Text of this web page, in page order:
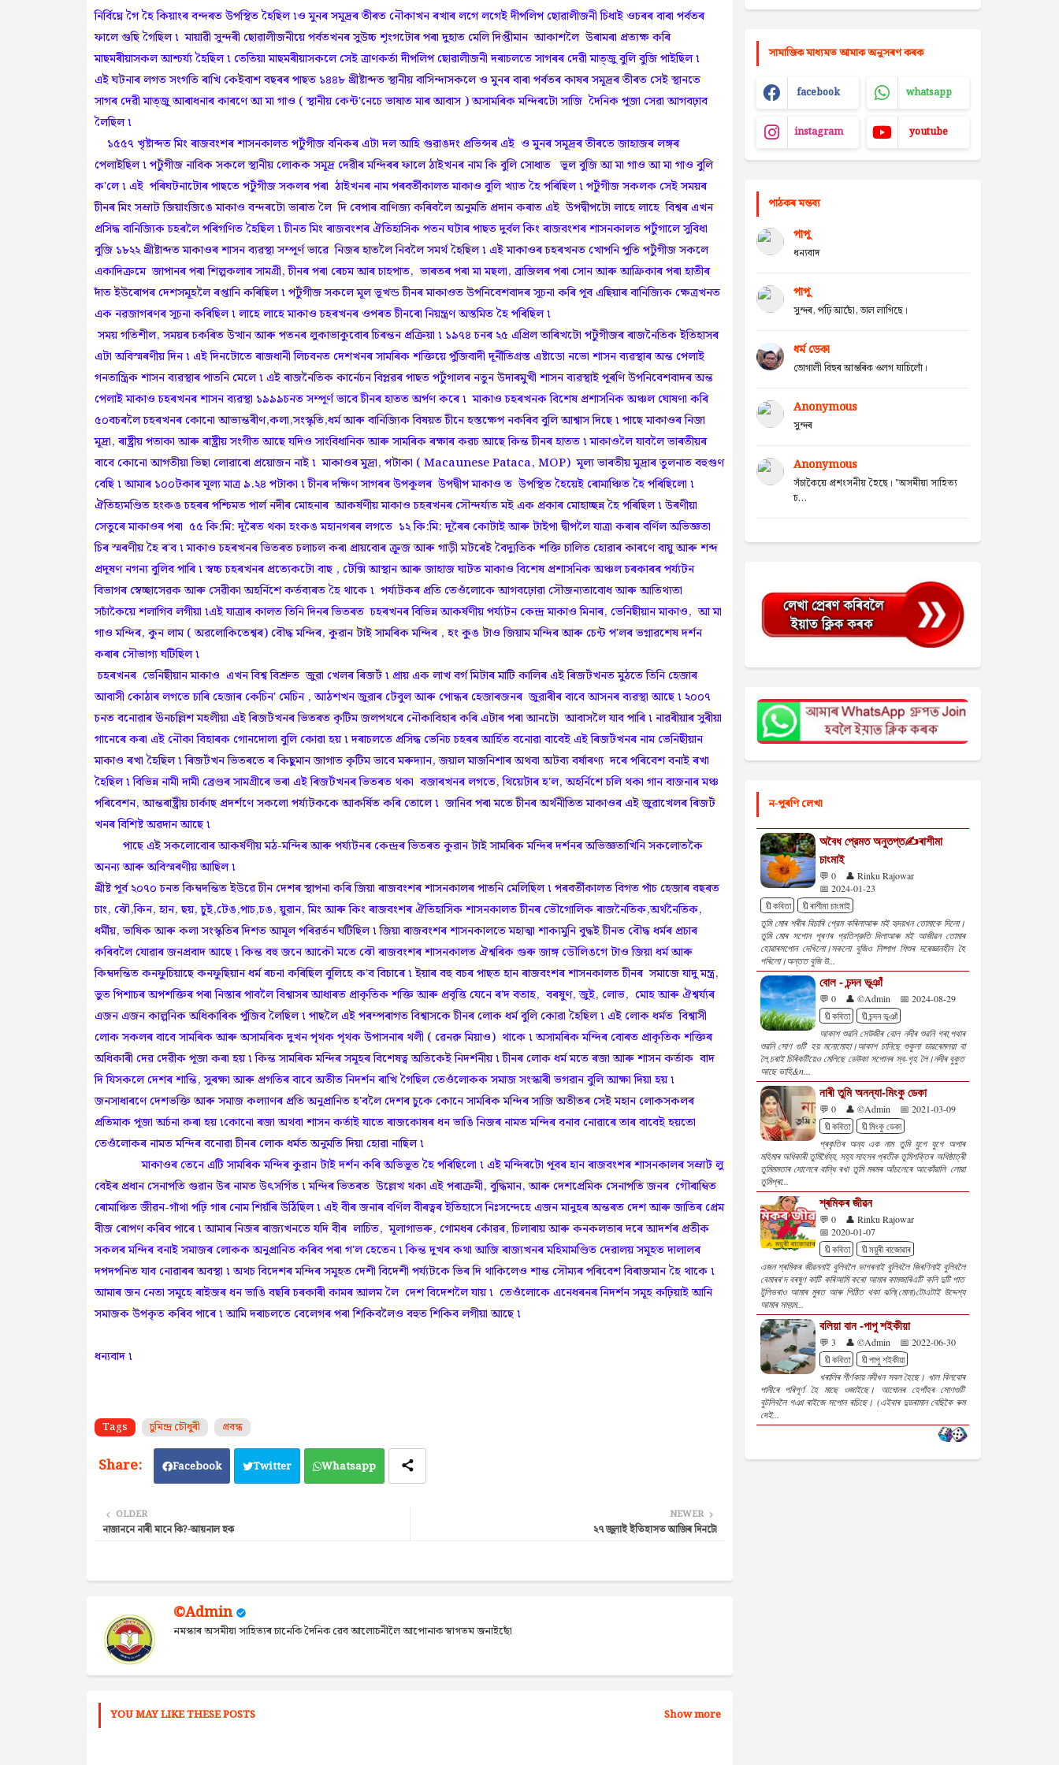
নিৰ্বিঘ্নে গৈ হৈ কিয়াংৰ বন্দৰত উপস্থিত হৈছিল ৷ও মুনৰ সমূদ্ৰৰ তীৰত নৌকাখন ৰখাৰ লগে লগেই দীপলিপ ছোৱালীজনী চিধাই ওচৰৰ বাৰা পৰ্বতৰ
ফালে গুছি গৈছিল ৷ মায়াৱী সুন্দৰী ছোৱালীজনীয়ে পৰ্বতখনৰ সুউচ্চ শৃংগটোৰ পৰা দুহাত মেলি দিপ্তীমান আকাশলৈ উৰামৰা প্ৰত্যক্ষ কৰি
মাছমৰীয়াসকল আশ্চৰ্য্য হৈছিল ৷ তেতিয়া মাছমৰীয়াসকলে সেই ত্ৰাণকৰ্তা দীপলিপ ছোৱালীজনী দৰাচলতে সাগৰৰ দেৱী মাত্জু বুলি বুজি পাইছিল ৷
এই ঘটনাৰ লগত সংগতি ৰাখি কেইবাশ বছৰৰ পাছত ১৪৪৮ খ্ৰীষ্টাব্দত স্থানীয় বাসিন্দাসকলে ও মুনৰ বাৰা পৰ্বতৰ কাষৰ সমূদ্ৰৰ তীৰত সেই স্থানতে
সাগৰ দেৱী মাত্জু আৰাধনাৰ কাৰণে আ মা গাও ( স্থানীয় কেন্ট'নেচে ভাষাত মাৰ আবাস ) অসামৰিক মন্দিৰটো সাজি দৈনিক পূজা সেৱা আগবঢ়াব
লৈছিল ৷
১৫৫৭ খৃষ্টাব্দত মিং ৰাজবংশৰ শাসনকালত পৰ্টুগীজ বনিকৰ এটা দল আহি গুৱাঙদং প্ৰভিন্সৰ এই ও মুনৰ সমূদ্ৰৰ তীৰতে জাহাজৰ লঙ্গৰ
পেলাইছিল ৷ পৰ্টুগীজ নাবিক সকলে স্থানীয় লোকক সমূদ্ৰ দেৱীৰ মন্দিৰৰ ফালে ঠাইখনৰ নাম কি বুলি সোধাত ভূল বুজি আ মা গাও আ মা গাও বুলি
ক'লে ৷ এই পৰিঘটনাটোৰ পাছতে পৰ্টুগীজ সকলৰ পৰা ঠাইখনৰ নাম পৰবৰ্তীকালত মাকাও বুলি খ্যাত হৈ পৰিছিল ৷ পৰ্টুগীজ সকলক সেই সময়ৰ
চীনৰ মিং সম্ৰাট জিয়াংজিঙে মাকাও বন্দৰটো ভাৰাত লৈ দি বেপাৰ বাণিজ্য কৰিবলৈ অনুমতি প্ৰদান কৰাত এই উপদ্বীপটো লাহে লাহে বিশ্বৰ এখন
প্ৰসিদ্ধ বানিজ্যিক চহৰলৈ পৰিগণিত হৈছিল ৷ চীনত মিং ৰাজবংশৰ ঐতিহাসিক পতন ঘটাৰ পাছত দুৰ্বল কিং ৰাজবংশৰ শাসনকালত পৰ্টুগালে সুবিধা
বুজি ১৮২২ খ্ৰীষ্টাব্দত মাকাওৰ শাসন ব্যৱস্থা সম্পূৰ্ণ ভাৱে নিজৰ হাতলৈ নিবলৈ সমৰ্থ হৈছিল ৷ এই মাকাওৰ চহৰখনত খোপনি পুতি পৰ্টুগীজ সকলে
একাদিক্রমে জাপানৰ পৰা শিল্পকলাৰ সামগ্ৰী, চীনৰ পৰা ৰেচম আৰ চাহপাত, ভাৰতৰ পৰা মা মছলা, ব্ৰাজিলৰ পৰা সোন আৰু আফ্ৰিকাৰ পৰা হাতীৰ
দাঁত ইউৰোপৰ দেশসমূহলৈ ৰপ্তানি কৰিছিল ৷ পৰ্টুগীজ সকলে মূল ভূখন্ড চীনৰ মাকাওত উপনিবেশবাদৰ সূচনা কৰি পূব এছিয়াৰ বানিজ্যিক ক্ষেত্ৰখনত
এক নৱজাগৰণৰ সূচনা কৰিছিল ৷ লাহে লাহে মাকাও চহৰখনৰ ওপৰত চীনৰো নিয়ন্ত্ৰণ অস্তমিত হৈ পৰিছিল ৷
সময় গতিশীল, সময়ৰ চকৰিত উত্থান আৰু পতনৰ লুকাভাকুবোৰ চিৰন্তন প্ৰক্ৰিয়া ৷ ১৯৭৪ চনৰ ২৫ এপ্ৰিল তাৰিখটো পৰ্টুগীজৰ ৰাজনৈতিক ইতিহাসৰ
এটা অবিস্মৰণীয় দিন ৷ এই দিনটোতে ৰাজধানী লিচবনত দেশখনৰ সামৰিক শক্তিয়ে পুঁজিবাদী দূৰ্নীতিগ্ৰস্ত এষ্টাডো নভো শাসন ব্যৱস্থাৰ অন্ত পেলাই
গনতান্ত্ৰিক শাসন ব্যৱস্থাৰ পাতনি মেলে ৷ এই ৰাজনৈতিক কাৰ্নেচন বিপ্লৱৰ পাছত পৰ্টুগালৰ নতুন উদাৰমুখী শাসন ব্যৱস্থাই পূৰণি উপনিবেশবাদৰ অন্ত
পেলাই মাকাও চহৰখনৰ শাসন ব্যৱস্থা ১৯৯৯চনত সম্পূৰ্ণ ভাবে চীনৰ হাতত অৰ্পণ কৰে ৷ মাকাও চহৰখনক বিশেষ প্ৰশাসনিক অঞ্চল ঘোষণা কৰি
৫০বচৰলৈ চহৰখনৰ কোনো আভ্যন্তৰীণ,কলা,সংস্কৃতি,ধৰ্ম আৰু বানিজ্যিক বিষয়ত চীনে হস্তক্ষেপ নকৰিব বুলি আশ্বাস দিছে ৷ পাছে মাকাওৰ নিজা
মূদ্ৰা, ৰাষ্ট্ৰীয় পতাকা আৰু ৰাষ্ট্ৰীয় সংগীত আছে যদিও সাংবিধানিক আৰু সামৰিক ৰক্ষাৰ কৱচ আছে কিন্ত চীনৰ হাতত ৷ মাকাওলৈ যাবলৈ ভাৰতীয়ৰ
বাবে কোনো আগতীয়া ভিছা লোৱাৰো প্ৰয়োজন নাই ৷ মাকাওৰ মুদ্ৰা, পটাকা ( Macaunese Pataca, MOP) মূল্য ভাৰতীয় মুদ্ৰাৰ তুলনাত বহুগুণ
বেছি ৷ আমাৰ ১০০টকাৰ মূল্য মাত্র ৯.২৪ পটাকা ৷ চীনৰ দক্ষিণ সাগৰৰ উপকূলৰ উপদ্বীপ মাকাও ত উপস্থিত হৈয়েই ৰোমাঞ্চিত হৈ পৰিছিলো ৷
ঐতিহ্যমণ্ডিত হংকঙ চহৰৰ পশ্চিমত পাৰ্ল নদীৰ মোহনাৰ আকৰ্ষণীয় মাকাও চহৰখনৰ সৌন্দৰ্য্যত মই এক প্ৰকাৰ মোহাচ্ছন্ন হৈ পৰিছিল ৷ উৰণীয়া
সেতুৰে মাকাওৰ পৰা ৫৫ কি:মি: দূৰৈত থকা হংকঙ মহানগৰৰ লগতে ১২ কি:মি: দূৰৈৰ কোটাই আৰু টাইপা দ্বীপলৈ যাত্রা কৰাৰ বৰ্ণিল অভিজ্ঞতা
চিৰ স্মৰণীয় হৈ ৰ'ব ৷ মাকাও চহৰখনৰ ভিতৰত চলাচল কৰা প্ৰায়বোৰ ক্রূজ আৰু গাড়ী মটৰেই বৈদ্যুতিক শক্তি চালিত হোৱাৰ কাৰণে বায়ু আৰু শব্দ
প্ৰদূষণ নগন্য বুলিব পাৰি ৷ স্বচ্চ চহৰখনৰ প্ৰত্যেকটো বাছ , টেক্সি আস্থান আৰু জাহাজ ঘাটত মাকাও বিশেষ প্ৰশাসনিক অঞ্চল চৰকাৰৰ পৰ্য্যটন
বিভাগৰ স্বেচ্ছাসেৱক আৰু সেৱীকা অহৰ্নিশে কৰ্তব্যৰত হৈ থাকে ৷ পৰ্য্যটকৰ প্ৰতি তেওঁলোকে আগবঢ়োৱা সৌজন্যতাবোধ আৰু আতিথ্যতা
সচাঁকৈয়ে শলাগিব লগীয়া ৷এই যাত্রাৰ কালত তিনি দিনৰ ভিতৰত চহৰখনৰ বিভিন্ন আকৰ্ষণীয় পৰ্য্যটন কেন্দ্ৰ মাকাও মিনাৰ, ভেনিছীয়ান মাকাও, আ মা
গাও মন্দিৰ, কুন লাম ( অৱলোকিতেশ্বৰ) বৌদ্ধ মন্দিৰ, কুৱান টাই সামৰিক মন্দিৰ , হং কুঙ টাও জিয়াম মন্দিৰ আৰু চেন্ট প'লৰ ভগ্নাৱশেষ দৰ্শন
কৰাৰ সৌভাগ্য ঘটিছিল ৷
চহৰখনৰ ভেনিছীয়ান মাকাও এখন বিশ্ব বিশ্ৰুত জুৱা খেলৰ ৰিজৰ্ট ৷ প্ৰায় এক লাখ বৰ্গ মিটাৰ মাটি কালিৰ এই ৰিজৰ্টখনত মুঠতে তিনি হেজাৰ
আবাসী কোঠাৰ লগতে চাৰি হেজাৰ কেচিন' মেচিন , আঠশখন জুৱাৰ টেবুল আৰু পোন্ধৰ হেজাৰজনৰ জুৱাৰীৰ বাবে আসনৰ ব্যৱস্থা আছে ৷ ২০০৭
চনত বনোৱাৰ ঊনচল্লিশ মহলীয়া এই ৰিজৰ্টখনৰ ভিতৰত কৃটিম জলপথৰে নৌকাবিহাৰ কৰি এটাৰ পৰা আনটো আবাসলৈ যাব পাৰি ৷ নাৱৰীয়াৰ সুৰীয়া
গানেৰে কৰা এই নৌকা বিহাৰক গোনদোলা বুলি কোৱা হয় ৷ দৰাচলতে প্ৰসিদ্ধ ভেনিচ চহৰৰ আৰ্হিত বনোৱা বাবেই এই ৰিজৰ্টখনৰ নাম ভেনিছীয়ান
মাকাও ৰখা হৈছিল ৷ ৰিজৰ্টখন ভিতৰতে ৰ কিছুমান জাগাত কৃটিম ভাবে মৰুদ্যান, জয়াল মাজনিশাৰ অথবা অটব্য বৰ্ষাৰণ্য দৰে পৰিবেশ বনাই ৰখা
হৈছিল ৷ বিভিন্ন নামী দামী ব্ৰেণ্ডৰ সামগ্ৰীৰে ভৰা এই ৰিজৰ্টখনৰ ভিতৰত থকা বজাৰখনৰ লগতে, থিয়েটাৰ হ'ল, অহৰ্নিশে চলি থকা গান বাজনাৰ মঞ্চ
পৰিবেশন, আন্তৰাষ্ট্ৰীয় চাৰ্কাছ প্ৰদৰ্শণে সকলো পৰ্য্যটককে আকৰ্ষিত কৰি তোলে ৷ জানিব পৰা মতে চীনৰ অৰ্থনীতিত মাকাওৰ এই জুৱাখেলৰ ৰিজৰ্ট
খনৰ বিশিষ্ট অৱদান আছে ৷
পাছে এই সকলোবোৰ আকৰ্ষণীয় মঠ-মন্দিৰ আৰু পৰ্য্যটনৰ কেন্দ্ৰৰ ভিতৰত কুৱান টাই সামৰিক মন্দিৰ দৰ্শনৰ অভিজ্ঞতাখিনি সকলোতকৈ
অনন্য আৰু অবিস্মৰণীয় আছিল ৷
খ্ৰীষ্ট পূৰ্ব ২০৭০ চনত কিম্বদন্তিত ইউৱে চীন দেশৰ স্থাপনা কৰি জিয়া ৰাজবংশৰ শাসনকালৰ পাতনি মেলিছিল ৷ পৰবৰ্তীকালত বিগত পাঁচ হেজাৰ বছৰত
চাং, ঝৌ,কিন, হান, ছয়, চুই,টেঙ,পাচ,চঙ, য়ুৱান, মিং আৰু কিং ৰাজবংশৰ ঐতিহাসিক শাসনকালত চীনৰ ভৌগোলিক ৰাজনৈতিক,অৰ্থনৈতিক,
ধৰ্মীয়, ভাষিক আৰু কলা সংস্কৃতিৰ দিশত আমূল পৰিৱৰ্তন ঘটিছিল ৷ জিয়া ৰাজবংশৰ শাসনকালতে মহাত্মা শাক্যমুনি বুদ্ধই চীনত বৌদ্ধ ধৰ্মৰ প্ৰচাৰ
কৰিবলৈ যোৱাৰ জনপ্ৰবাদ আছে ৷ কিন্ত বহু জনে আকৌ মতে ঝৌ ৰাজবংশৰ শাসনকালত ঐশ্বৰিক গুৰু জাঙ্গ ডৌলিঙগে টাও জিয়া ধৰ্ম আৰু
কিম্বদন্তিত কনফুচিয়াছে কনফুছিয়ান ধৰ্ম ৰচনা কৰিছিল বুলিহে ক'ব বিচাৰে ৷ ইয়াৰ বহু বচৰ পাছত হান ৰাজবংশৰ শাসনকালত চীনৰ সমাজে যাদু মন্ত্ৰ,
ভুত পিশাচৰ অপশক্তিৰ পৰা নিস্তাৰ পাবলৈ বিশ্বাসৰ আধাৰত প্ৰাকৃতিক শক্তি আৰু প্ৰবৃত্তি যেনে ৰ'দ বতাহ, বৰষুণ, জুই, লোভ, মোহ আৰু ঐশ্বৰ্য্যৰ
এজন এজন কাল্পনিক অধিকাৰিক পুঁজিব লৈছিল ৷ পাছলৈ এই পৰম্পৰাগত বিশ্বাসকে চীনৰ লোক ধৰ্ম বুলি কোৱা হৈছিল ৷ এই লোক ধৰ্মত বিশ্বাসী
লোক সকলৰ বাবে সামৰিক আৰু অসামৰিক দুখন পৃথক পৃথক উপাসনাৰ থলী ( ৱেনৱু মিয়াও) থাকে ৷ অসামৰিক মন্দিৰ বোৰত প্ৰাকৃতিক শক্তিৰ
অধিকাৰী দেৱ দেৱীক পূজা কৰা হয় ৷ কিন্ত সামৰিক মন্দিৰ সমূহৰ বিশেষত্ব অতিকেই নিদৰ্শনীয় ৷ চীনৰ লোক ধৰ্ম মতে ৰজা আৰু শাসন কৰ্তাক বাদ
দি যিসকলে দেশৰ শান্তি, সুৰক্ষা আৰু প্ৰগতিৰ বাবে অতীত নিদৰ্শন ৰাখি গৈছিল তেওঁলোকক সমাজ সংস্কাৰী ভগৱান বুলি আক্ষা দিয়া হয় ৷
জনসাধাৰণে দেশভক্তি আৰু সমাজ কল্যাণৰ প্ৰতি অনুপ্ৰানিত হ'বলৈ দেশৰ চুকে কোনে সামৰিক মন্দিৰ সাজি অতীতৰ সেই মহান লোকসকলৰ
প্ৰতিমাক পূজা অৰ্চনা কৰা হয় ৷কোনো ৰজা অথবা শাসন কৰ্তাই যাতে ৰাজকোষৰ ধন ভাঙি নিজৰ নামত মন্দিৰ বনাব নোৱাৰে তাৰ বাবেই হয়তো
তেওঁলোকৰ নামত মন্দিৰ বনোৱা চীনৰ লোক ধৰ্মত অনুমতি দিয়া হোৱা নাছিল ৷
মাকাওৰ তেনে এটি সামৰিক মন্দিৰ কুৱান টাই দৰ্শন কৰি অভিভূত হৈ পৰিছিলো ৷ এই মন্দিৰটো পূবৰ হান ৰাজবংশৰ শাসনকালৰ সম্ৰাট লু
বেইৰ প্ৰধান সেনাপতি গুৱান উৰ নামত উৎসৰ্গিত ৷ মন্দিৰ ভিতৰত উল্লেখ থকা এই পৰাক্রমী, বুদ্ধিমান, আৰু দেশপ্ৰেমিক সেনাপতি জনৰ গৌৰাম্বিত
ৰোমাঞ্চিত জীৱন-গাঁথা পঢ়ি গাৰ নোম শিয়ঁৰি উঠিছিল ৷ এই বীৰ জনাৰ বৰ্ণিল বীৰত্বৰ ইতিহাসে নিঃসন্দেহে এজন মানুহৰ অন্তৰত দেশ আৰু জাতিৰ প্ৰেম
বীজ ৰোপণ কৰিব পাৰে ৷ আমাৰ নিজৰ ৰাজ্যখনতে যদি বীৰ লাচিত, মূলাগাভৰু, গোমধৰ কোঁৱৰ, চিলাৰায় আৰু কনকলতাৰ দৰে আদৰ্শৰ প্ৰতীক
সকলৰ মন্দিৰ বনাই সমাজৰ লোকক অনুপ্ৰানিত কৰিব পৰা গ'ল হেতেন ৷ কিন্ত দুখৰ কথা আজি ৰাজ্যখনৰ মহিমামণ্ডিত দেৱালয় সমূহত দালালৰ
দপদপনিত যাব নোৱাৰৰ অবস্থা ৷ অথচ বিদেশৰ মন্দিৰ সমূহত দেশী বিদেশী পৰ্য্যটকে ভিৰ দি থাকিলেও শান্ত সৌম্যৰ পৰিবেশ বিৰাজমান হৈ থাকে ৷
আমাৰ জন নেতা সমূহে ৰাইজৰ ধন ভাঙি বছৰি চৰকাৰী কামৰ আলম লৈ দেশ বিদেশলৈ যায় ৷ তেওঁলোকে এনেধৰনৰ নিদৰ্শন সমূহ কঢ়িয়াই আনি
সমাজক উপকৃত কৰিব পাৰে ৷ আমি দৰাচলতে বেলেগৰ পৰা শিকিবলৈও বহুত শিকিব লগীয়া আছে ৷
ধন্যবাদ ৷
Tags চুমিন্দ্ৰ চৌধুৰী প্ৰবন্ধ
Facebook Twitter Whatsapp
NEWER
২৭ জুলাই ইতিহাসত আজিৰ দিনটো
OLDER
নাজাননে নাৰী মানে কি?-আয়নাল হক
©Admin
নমস্কাৰ অসমীয়া সাহিত্যৰ চানেকি দৈনিক ৱেব আলোচনীলৈ আপোনাক স্বাগতম জনাইছোঁ
YOU MAY LIKE THESE POSTS Show more
সামাজিক মাধ্যমত আমাক অনুসৰণ কৰক
facebook whatsapp
instagram youtube
পাঠকৰ মন্তব্য
পাপু
ধন্যবাদ
পাপু
সুন্দৰ, পঢ়ি আছোঁ, ভাল লাগিছে।
ধৰ্ম ডেকা
ভোগালী বিহুৰ আন্তৰিক ওলগ যাচিলোঁ।
Anonymous
সুন্দৰ
Anonymous
সঁচাকৈয়ে প্ৰশংসনীয় হৈছে। "অসমীয়া সাহিত্য
চ...
ন-পুৰণি লেখা
অবৈধ প্রেমত অনুতপ্ত✍️ৰাশীমা
চাংমাই
💬 0
👤 Rinku Rajowar
📅 2024-01-23
🔖কবিতা
🔖ৰাশীমা চাংমাই
তুমি মোৰ শৰীৰ বিচাৰি প্রেম কৰিলাআৰু মই হৃদয়খন তোমাকে দিলো।
তুমি মোৰ সপোন পূৰণৰ প্রতিশ্রুতি দিলাআৰু মই আজীৱন তোমাৰ
হোৱাৰসপোন দেখিলো।সকলো বুজিও নিষ্পাপ শিশুৰ দৰেজ্ঞানহীন হৈ
পৰিলো।অন্তত বুজি উ...
বোল - চন্দন ভূঞাঁ
💬 0 👤 ©Admin
📅 2024-08-29
🔖কবিতা
🔖চন্দন ভূঞাঁ
আকাশ শুৱনি সেউজীৰ বোল নদীৰ শুৱনি গৰা,পথাৰ
শুৱনি সোণ গুটি হয় মনোমোহা।আকাশ চানিছে শুকুলা ডাৱৰেমলয়া বা
লৈ,চৰাই চিৰিকটিয়েও মেলিছে ডেউকা সপোনৰ স্ব-গৃহ লৈ।নদীৰ বুকুত
আছে ভাহি&n...
নাৰী তুমি অনন্যা-মিংকু ডেকা
💬 0 👤 ©Admin
📅 2021-03-09
🔖কবিতা
🔖মিংকু ডেকা
প্ৰকৃতিৰ অন্য এক নাম তুমি যুগে যুগে অপাৰ
মহিমাৰ অধিকাৰী তুমিৰ্ধৈয্য, সহ্য সাহসৰ প্ৰতীক তুমিশক্তিৰ অধিষ্ঠাত্ৰী
তুমিমমতাৰ দোলেৰে বান্ধি ৰখা তুমি মৰমৰ আঁচলেৰে আকোঁৱালি লোৱা
তুমিপ্ৰা...
শ্ৰমিকৰ জীৱন
💬 0
👤 Rinku Rajowar
📅 2020-01-07
🔖কবিতা
🔖ময়ুৰী ৰাজোৱাৰ
এজন শ্ৰমিকৰ জীৱননাই বুলিবলৈ ভাগৰনাই বুলিবলৈ জিৰণিনাই বুলিবলৈ
বেমাৰৰ'দ বৰষুণ কাটি কৰিআমি কৰো আমাৰ কামজাৰিএটি কলি দুটি পাত
টুলিভৰাও আমাৰ মুৰত আৰু পিঠিত থকা ঝলি(মোনা)টোএটাই উদ্দেশ্য
আমাৰ সময়ম...
বলিয়া বান -পাপু শইকীয়া
💬 3 👤 ©Admin
📅 2022-06-30
🔖কবিতা
🔖পাপু শইকীয়া
খৰালিৰ শীৰ্ণকায় নদীখন সবল হৈছে। খাল বিলবোৰ
পানীৰে পৰিপূৰ্ণ হৈ মাছে ওজাইছে। আঘোনৰ হেপাঁহৰ সোণগুটি
বুটলিবলৈ গঞা ৰাইজে সপোন ৰচিছে। (এইবাৰ দুডৰামান বেছিকৈ ৰুম
দেই...